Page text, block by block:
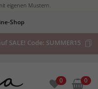
eigenen Mustern.
Shop
SALE! Code: SUMMER15
0 0